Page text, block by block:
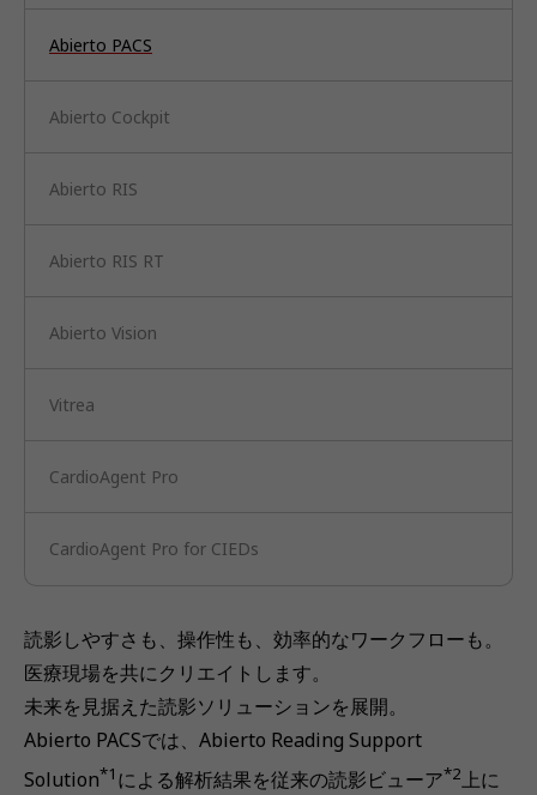
Abierto PACS
Abierto Cockpit
Abierto RIS
Abierto RIS RT
Abierto Vision
Vitrea
CardioAgent Pro
CardioAgent Pro for CIEDs
読影しやすさも、操作性も、効率的なワークフローも。
医療現場を共にクリエイトします。
未来を見据えた読影ソリューションを展開。
Abierto PACSでは、Abierto Reading Support
Solution*1 による解析結果を従来の読影ビューア*2上に